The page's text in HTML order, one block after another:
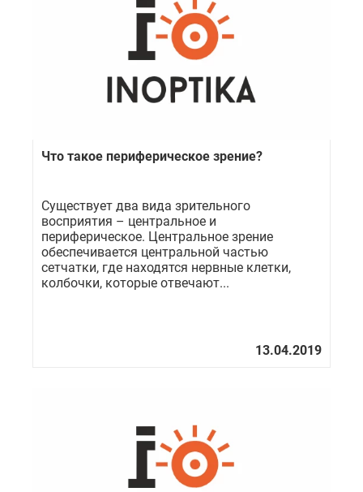
Что такое периферическое зрение?
Существует два вида зрительного
восприятия – центральное и
периферическое. Центральное зрение
обеспечивается центральной частью
сетчатки, где находятся нервные клетки,
колбочки, которые отвечают...